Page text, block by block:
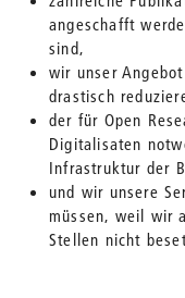
angeschafft
sind,
wir unser
drastisch
der für Open
Digitalisaten
Infrastruktur der
und wir unsere
müssen, weil wir
Stellen nicht